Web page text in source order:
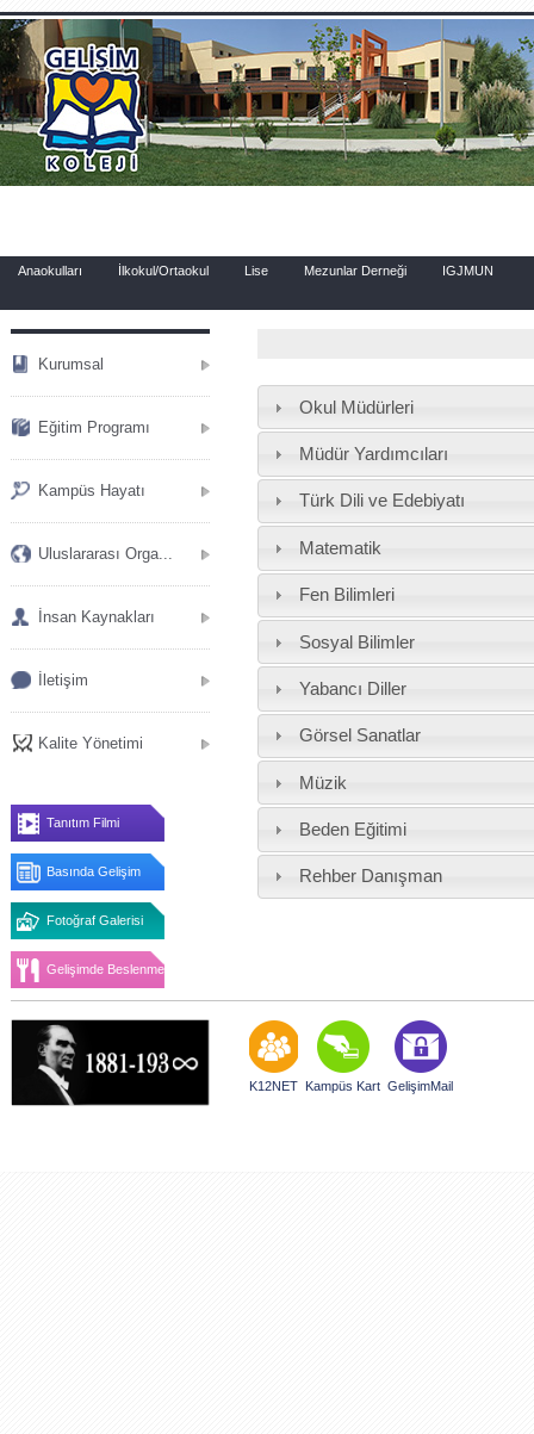
.
Anaokulları İlkokul/Ortaokul Lise Mezunlar Derneği IGJMUN
Kurumsal
Eğitim Programı
Kampüs Hayatı
Uluslararası Orga...
İnsan Kaynakları
İletişim
Kalite Yönetimi
Tanıtım Filmi
Basında Gelişim
Fotoğraf Galerisi
Gelişimde Beslenme
Okul Müdürleri
Müdür Yardımcıları
Türk Dili ve Edebiyatı
Matematik
Fen Bilimleri
Sosyal Bilimler
Yabancı Diller
Görsel Sanatlar
Müzik
Beden Eğitimi
Rehber Danışman
K12NET Kampüs Kart GelişimMail